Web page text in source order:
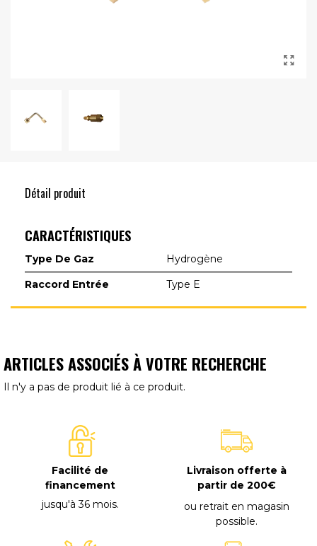
Détail produit
CARACTÉRISTIQUES
Type De Gaz
Hydrogène
Raccord Entrée
Type E
ARTICLES ASSOCIÉS À VOTRE RECHERCHE
Il n'y a pas de produit lié à ce produit.
Facilité de
financement
jusqu'à 36 mois.
Livraison offerte à
partir de 200€
ou retrait en magasin
possible.